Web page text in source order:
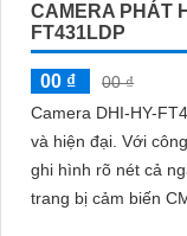
CAMERA PHÁT
FT431LDP
00 ₫
00 ₫
Camera DHI-HY-
và hiện đại. Với công nghệ cao, nó có khả năng quan sát và
ghi hình rõ nét cả ngày lẫn đêm.
trang bị cảm biến